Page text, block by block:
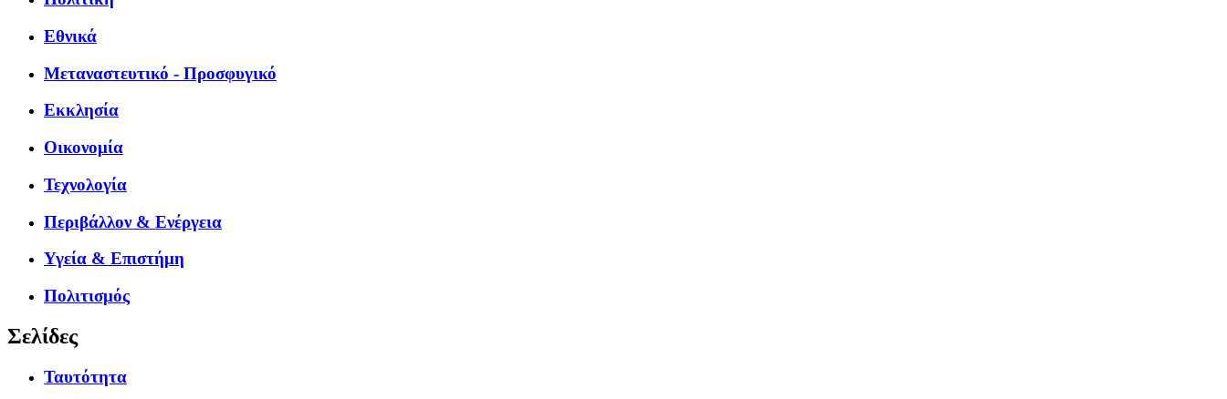
Εθνικά
Μεταναστευτικό - Προσφυγικό
Εκκλησία
Οικονομία
Τεχνολογία
Περιβάλλον & Ενέργεια
Υγεία & Επιστήμη
Πολιτισμός
Σελίδες
Ταυτότητα